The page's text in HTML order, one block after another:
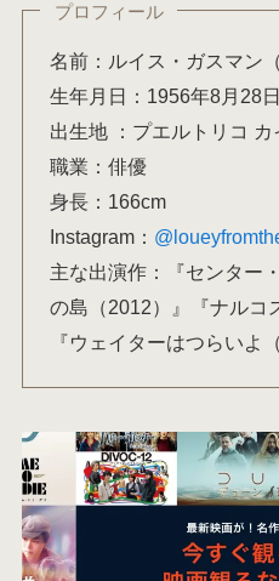
プロフィール
名前：ルイス・ガスマン
生年月日：1956年8月28日
出生地 ：プエルトリコ カ
職業：俳優
身長：166cm
Instagram：
主な出演作：『センター
の島（2012）』『ナルコ
『ウェイターはつらいよ